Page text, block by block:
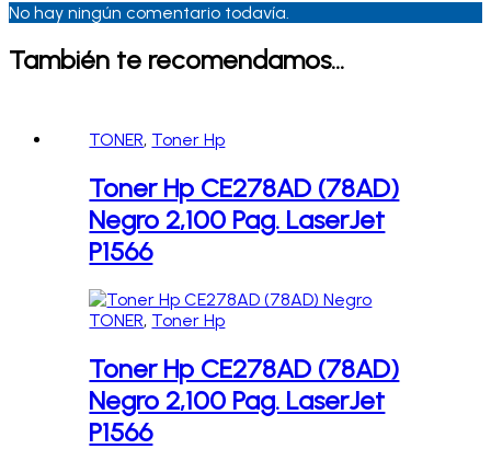
No hay ningún comentario todavía.
También te recomendamos…
TONER, Toner Hp
Toner Hp CE278AD (78AD)
Negro 2,100 Pag. LaserJet
P1566
TONER, Toner Hp
Toner Hp CE278AD (78AD)
Negro 2,100 Pag. LaserJet
P1566